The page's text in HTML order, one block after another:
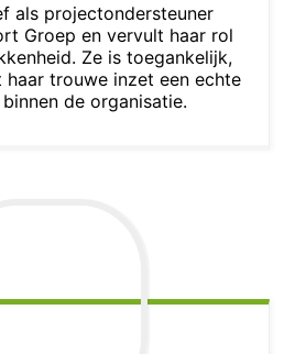
als projectondersteuner
Groep en vervult haar rol
Ze is toegankelijk,
haar trouwe inzet een echte
de organisatie.